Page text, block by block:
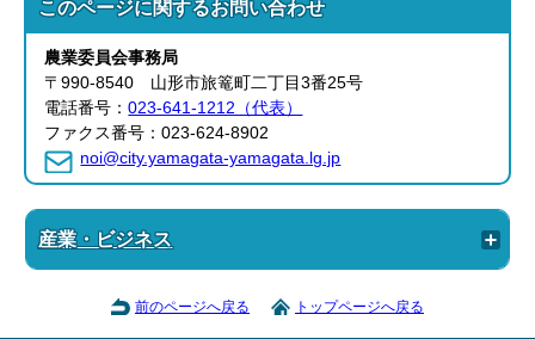
このページに関するお問い合わせ
農業委員会事務局
〒990-8540 山形市旅篭町二丁目3番25号
電話番号：023-641-1212（代表）
ファクス番号：023-624-8902
noi@city.yamagata-yamagata.lg.jp
産業・ビジネス
前のページへ戻る トップページへ戻る